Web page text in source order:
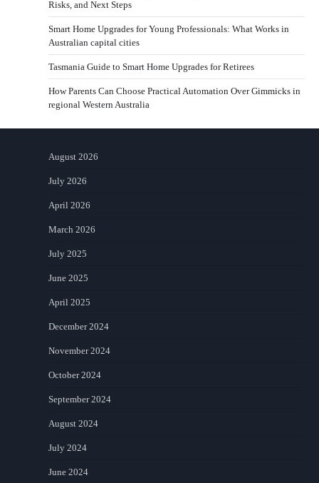
Risks, and Next Steps
Smart Home Upgrades for Young Professionals: What Works in
Australian capital cities
Tasmania Guide to Smart Home Upgrades for Retirees
How Parents Can Choose Practical Automation Over Gimmicks in
regional Western Australia
August 2026
July 2026
April 2026
March 2026
July 2025
June 2025
April 2025
December 2024
November 2024
October 2024
September 2024
August 2024
July 2024
June 2024